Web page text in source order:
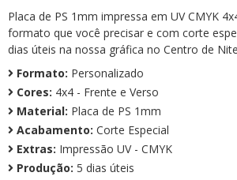
Placa de PS 1mm impressa em UV CMYK
formato que você precisar e com corte
dias úteis na nossa gráfica no Centro de
Formato: Personalizado
Cores: 4x4 - Frente e Verso
Material: Placa de PS 1mm
Acabamento: Corte Especial
Extras: Impressão UV - CMYK
Produção: 5 dias úteis